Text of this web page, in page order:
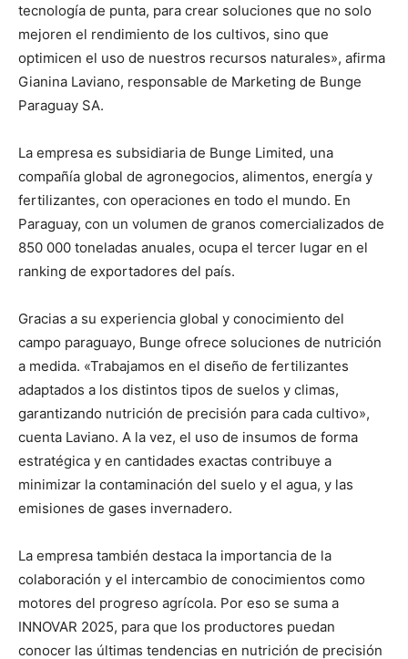
tecnología de punta, para crear soluciones que no solo
mejoren el rendimiento de los cultivos, sino que
optimicen el uso de nuestros recursos naturales», afirma
Gianina Laviano, responsable de Marketing de Bunge
Paraguay SA.
La empresa es subsidiaria de Bunge Limited, una
compañía global de agronegocios, alimentos, energía y
fertilizantes, con operaciones en todo el mundo. En
Paraguay, con un volumen de granos comercializados de
850 000 toneladas anuales, ocupa el tercer lugar en el
ranking de exportadores del país.
Gracias a su experiencia global y conocimiento del
campo paraguayo, Bunge ofrece soluciones de nutrición
a medida. «Trabajamos en el diseño de fertilizantes
adaptados a los distintos tipos de suelos y climas,
garantizando nutrición de precisión para cada cultivo»,
cuenta Laviano. A la vez, el uso de insumos de forma
estratégica y en cantidades exactas contribuye a
minimizar la contaminación del suelo y el agua, y las
emisiones de gases invernadero.
La empresa también destaca la importancia de la
colaboración y el intercambio de conocimientos como
motores del progreso agrícola. Por eso se suma a
INNOVAR 2025, para que los productores puedan
conocer las últimas tendencias en nutrición de precisión